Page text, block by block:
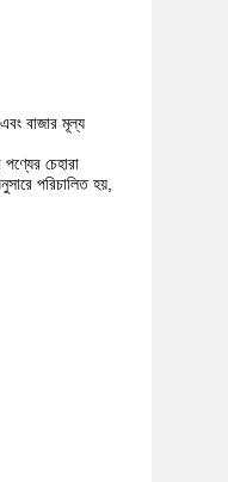
বাজার মূল্য
চেহারা
পরিচালিত হয়,